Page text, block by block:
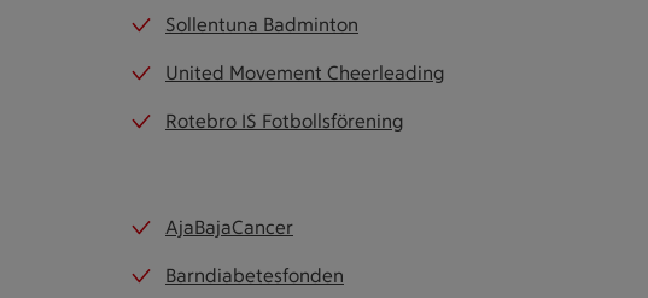
Sollentuna Badminton
United Movement Cheerleading
Rotebro IS Fotbollsförening
AjaBajaCancer
Barndiabetesfonden